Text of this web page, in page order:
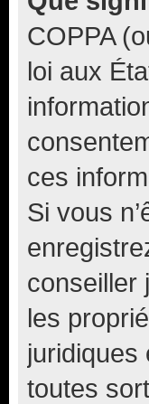
COPPA
loi aux
ces
Si vous
conseiller
les
juridiques
toutes